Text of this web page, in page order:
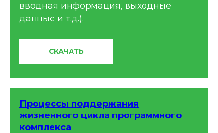
вводная информация, выходные
данные и т.д.).
СКАЧАТЬ
Процессы поддержания
жизненного цикла программного
комплекса